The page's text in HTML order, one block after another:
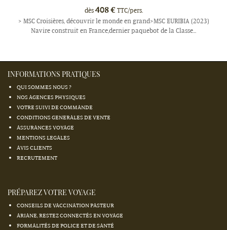
dès408€ TTC/pers.
> MSC Croisières, découvrir le monde en grand>MSC EURIBIA (2023)
Navire construit en France,dernier paquebot de la Classe...
INFORMATIONS PRATIQUES
QUI SOMMES NOUS ?
NOS AGENCES PHYSIQUES
VOTRE SUIVI DE COMMANDE
CONDITIONS GENERALES DE VENTE
ASSURANCES VOYAGE
MENTIONS LEGALES
AVIS CLIENTS
RECRUTEMENT
PRÉPAREZ VOTRE VOYAGE
CONSEILS DE VACCINATION PASTEUR
ARIANE, RESTEZ CONNECTÉS EN VOYAGE
FORMALITÉS DE POLICE ET DE SANTÉ